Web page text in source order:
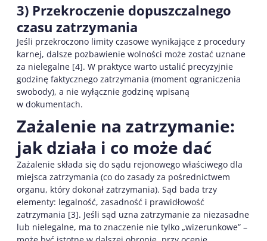
3) Przekroczenie dopuszczalnego
czasu zatrzymania
Jeśli przekroczono limity czasowe wynikające z procedury
karnej, dalsze pozbawienie wolności może zostać uznane
za nielegalne [4]. W praktyce warto ustalić precyzyjnie
godzinę faktycznego zatrzymania (moment ograniczenia
swobody), a nie wyłącznie godzinę wpisaną
w dokumentach.
Zażalenie na zatrzymanie:
jak działa i co może dać
Zażalenie składa się do sądu rejonowego właściwego dla
miejsca zatrzymania (co do zasady za pośrednictwem
organu, który dokonał zatrzymania). Sąd bada trzy
elementy: legalność, zasadność i prawidłowość
zatrzymania [3]. Jeśli sąd uzna zatrzymanie za niezasadne
lub nielegalne, ma to znaczenie nie tylko „wizerunkowe” –